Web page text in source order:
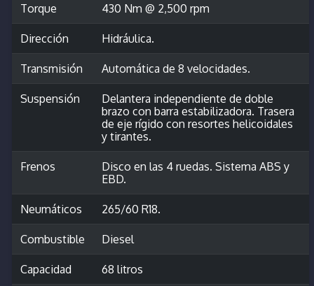
Torque 430 Nm @ 2,500 rpm
Dirección Hidráulica.
Transmisión Automática de 8 velocidades.
Suspensión
Delantera independiente de doble
brazo con barra estabilizadora. Trasera
de eje rígido con resortes helicoidales
y tirantes.
Frenos
Disco en las 4 ruedas. Sistema ABS y
EBD.
Neumáticos 265/60 R18.
Combustible Diesel
Capacidad 68 litros